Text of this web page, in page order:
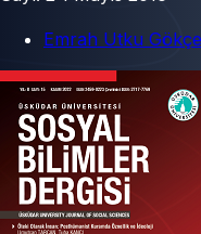
Emrah Utku Gökçe